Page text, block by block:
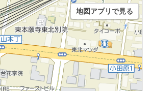
地図アプリで見る